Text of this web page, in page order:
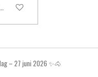
to cart
– 27 juni 2026 ✨🐴